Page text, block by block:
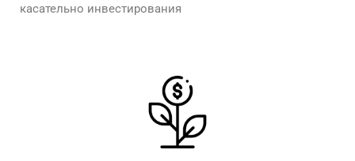
касательно инвестирования